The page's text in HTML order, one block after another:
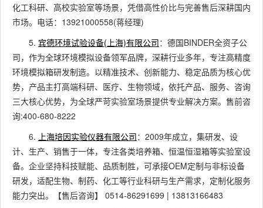
化工科研、高校实验室等场景，凭借高性价比与完善售后深耕国内
市场。电话：13921000558(蒋经理)
5. 宾德环境试验设备(上海)有限公司：德国BINDER全资子公
司，作为全球环境模拟设备领军品牌，深耕行业多年，专注高精度
环境模拟箱研发制造。以精准技术、创新能力、稳定品质为核心优
势，产品主打高端科研、医疗、生物领域，依托产品、服务、咨询
三大核心优势，为全球严苛实验室场景提供专业解决方案。售前咨
询:400-680-8222
6. 上海培因实验仪器有限公司：2009年成立，集研发、设
计、生产、销售于一体，专注各类培养箱、恒温恒湿箱等实验室设
备。企业坚持科技赋能、品质制胜，可承接OEM定制与非标设备
研发，适配生物、制药、化工等行业科研与生产需求，定制化服务
能力突出。【售后咨询】 0514-86291699 | 13813166483